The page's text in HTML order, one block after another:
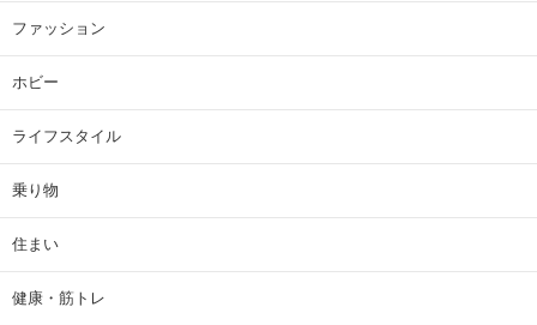
ファッション
ホビー
ライフスタイル
乗り物
住まい
健康・筋トレ